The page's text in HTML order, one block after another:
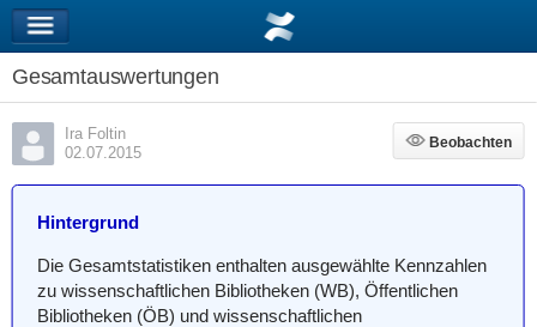
Gesamtauswertungen
Ira Foltin
02.07.2015
Beobachten
Beobachten
Hintergrund
Die Gesamtstatistiken enthalten ausgewählte Kennzahlen
zu wissenschaftlichen Bibliotheken (WB), Öffentlichen
Bibliotheken (ÖB) und wissenschaftlichen